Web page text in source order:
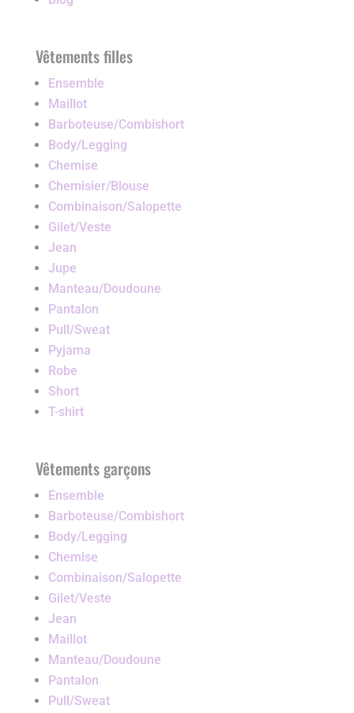
Vêtements filles
Ensemble
Maillot
Barboteuse/Combishort
Body/Legging
Chemise
Chemisier/Blouse
Combinaison/Salopette
Gilet/Veste
Jean
Jupe
Manteau/Doudoune
Pantalon
Pull/Sweat
Pyjama
Robe
Short
T-shirt
Vêtements garçons
Ensemble
Barboteuse/Combishort
Body/Legging
Chemise
Combinaison/Salopette
Gilet/Veste
Jean
Maillot
Manteau/Doudoune
Pantalon
Pull/Sweat